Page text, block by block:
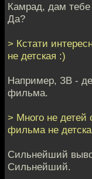
Камрад, дам тебе
Да?
> Кстати
не детская :)
Например, ЗВ -
фильма.
> Много не
фильма не
Сильнейший
Сильнейший.